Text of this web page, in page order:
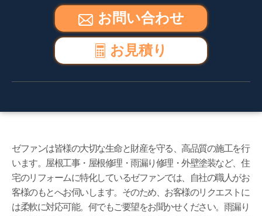
お問い合わせ
お見積り
ゼファンは皆様の大切な生命と財産を守る、高品質の施工を行
います。屋根工事・屋根修理・雨漏り修理・外壁塗装など、住
宅のリフォームに特化しているゼファンでは、自社の職人がお
客様のもとへお伺いします。そのため、お客様のリクエストに
は柔軟に対応可能。何でもご要望をお聞かせください。雨漏り